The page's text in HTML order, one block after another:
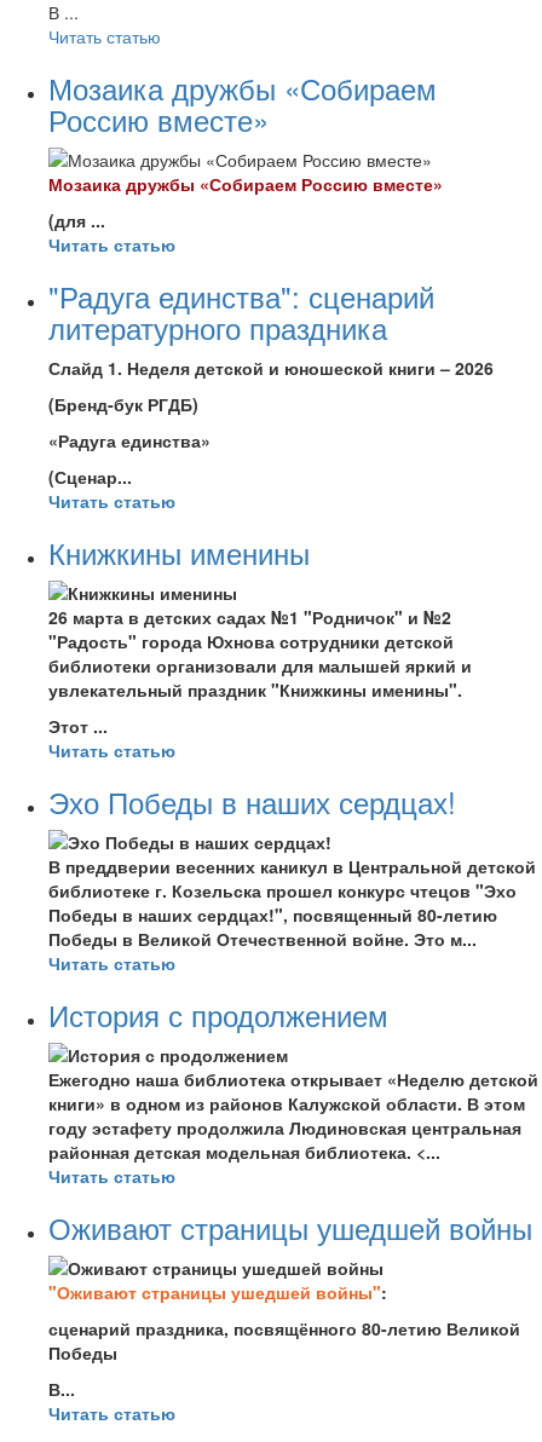
В ...
Читать статью
Мозаика дружбы «Собираем
Россию вместе»
Мозаика дружбы «Собираем Россию вместе»
(для ...
Читать статью
"Радуга единства": сценарий
литературного праздника
Слайд 1. Неделя детской и юношеской книги – 2026
(Бренд-бук РГДБ)
«Радуга единства»
(Сценар...
Читать статью
Книжкины именины
26 марта в детских садах №1 "Родничок" и №2
"Радость" города Юхнова сотрудники детской
библиотеки организовали для малышей яркий и
увлекательный праздник "Книжкины именины".
Этот ...
Читать статью
Эхо Победы в наших сердцах!
В преддверии весенних каникул в Центральной детской
библиотеке г. Козельска прошел конкурс чтецов "Эхо
Победы в наших сердцах!", посвященный 80-летию
Победы в Великой Отечественной войне. Это м...
Читать статью
История с продолжением
Ежегодно наша библиотека открывает «Неделю детской
книги» в одном из районов Калужской области. В этом
году эстафету продолжила Людиновская центральная
районная детская модельная библиотека. <...
Читать статью
Оживают страницы ушедшей войны
"Оживают страницы ушедшей войны":
сценарий праздника, посвящённого 80-летию Великой
Победы
В...
Читать статью